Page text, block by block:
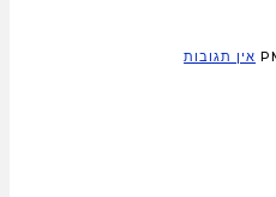
אין תגובות